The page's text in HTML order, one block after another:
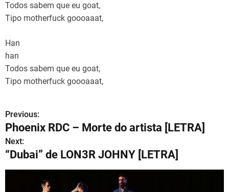
Todos sabem que eu goat,
Tipo motherfuck goooaaat,
Han
han
Todos sabem que eu goat,
Tipo motherfuck goooaaat,
N
a
v
Previous:
Phoenix RDC – Morte do artista [LETRA]
Next:
“Dubai” de LON3R JOHNY [LETRA]